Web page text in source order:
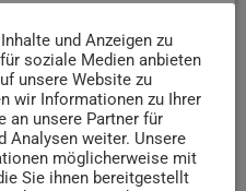
zwei Schrotthändler aus
Wie der Volksfreund
hinweg ein
um mehrere
Sollte es zu einem
anderem eine Anklage
und Anzeigen zu
soziale Medien anbieten
unsere Website zu
wir Informationen zu Ihrer
an unsere Partner für
Analysen weiter. Unsere
möglicherweise mit
Sie ihnen bereitgestellt